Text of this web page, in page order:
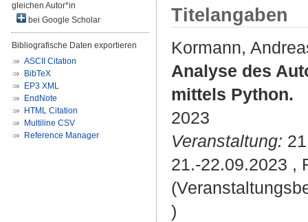
gleichen Autor*in
bei Google Scholar
Bibliografische Daten exportieren
ASCII Citation
BibTeX
EP3 XML
EndNote
HTML Citation
Multiline CSV
Reference Manager
Titelangaben
Kormann,
Analyse des
mittels Python.
2023
Veranstaltung:
21.-22.09.2023 ,
)